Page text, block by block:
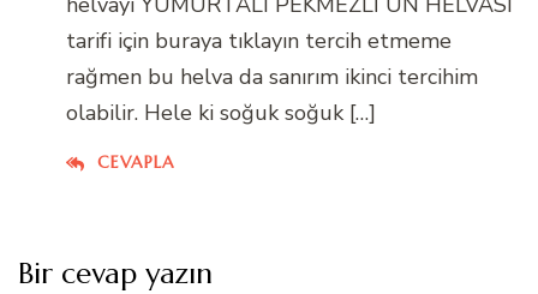
CEVAPLA
tarifi için buraya tıklayın tercih etmeme
rağmen bu helva da sanırım ikinci tercihim
olabilir. Hele ki soğuk soğuk […]
Bir cevap yazın